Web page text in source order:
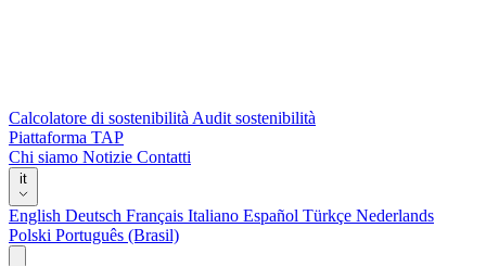
Calcolatore di sostenibilità Audit sostenibilità
Piattaforma TAP
Chi siamo Notizie Contatti
it
English Deutsch Français Italiano Español Türkçe Nederlands
Polski Português (Brasil)